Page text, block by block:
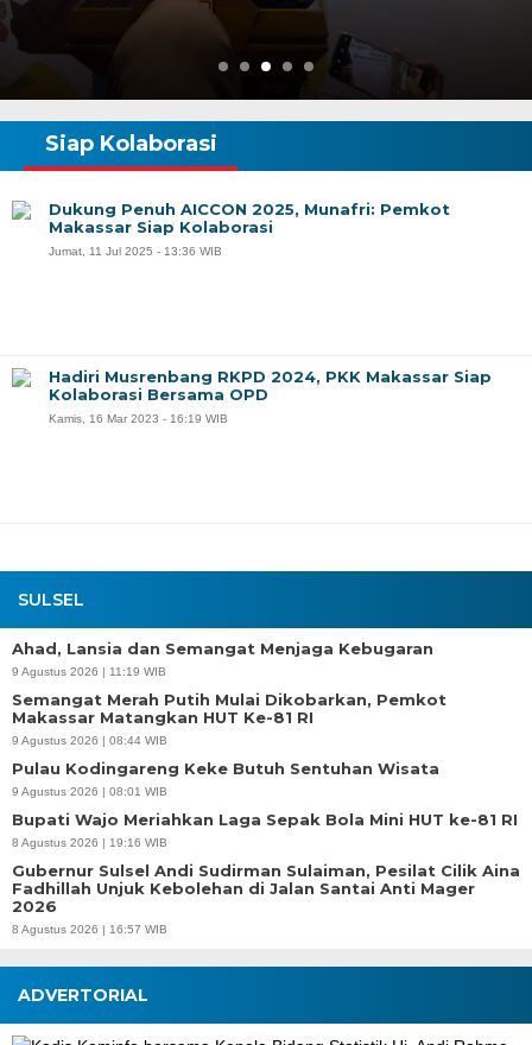
SULSEL
Ahad, Lansia dan Semangat Menjaga Kebugaran
9 Agustus 2026 | 11:19 WIB
Semangat Merah Putih Mulai Dikobarkan, Pemkot
Makassar Matangkan HUT Ke-81 RI
9 Agustus 2026 | 08:44 WIB
Pulau Kodingareng Keke Butuh Sentuhan Wisata
9 Agustus 2026 | 08:01 WIB
Bupati Wajo Meriahkan Laga Sepak Bola Mini HUT ke-81 RI
8 Agustus 2026 | 19:16 WIB
Gubernur Sulsel Andi Sudirman Sulaiman, Pesilat Cilik Aina
Fadhillah Unjuk Kebolehan di Jalan Santai Anti Mager
2026
8 Agustus 2026 | 16:57 WIB
Siap Kolaborasi
Dukung Penuh AICCON 2025, Munafri: Pemkot
Makassar Siap Kolaborasi
Jumat, 11 Jul 2025 - 13:36 WIB
Hadiri Musrenbang RKPD 2024, PKK Makassar Siap
Kolaborasi Bersama OPD
Kamis, 16 Mar 2023 - 16:19 WIB
ADVERTORIAL